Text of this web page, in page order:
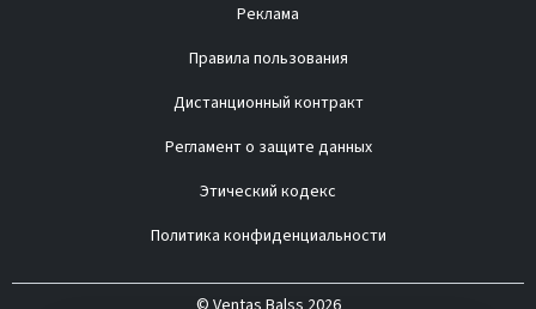
Реклама
Правила пользования
Дистанционный контракт
Регламент о защите данных
Этический кодекс
Политика конфиденциальности